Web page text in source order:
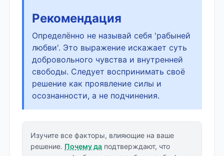
Рекомендация
Определённо не называй себя 'рабыней
любви'. Это выражение искажает суть
добровольного чувства и внутренней
свободы. Следует воспринимать своё
решение как проявление силы и
осознанности, а не подчинения.
Изучите все факторы, влияющие на ваше
решение. Почему да подтверждают, что